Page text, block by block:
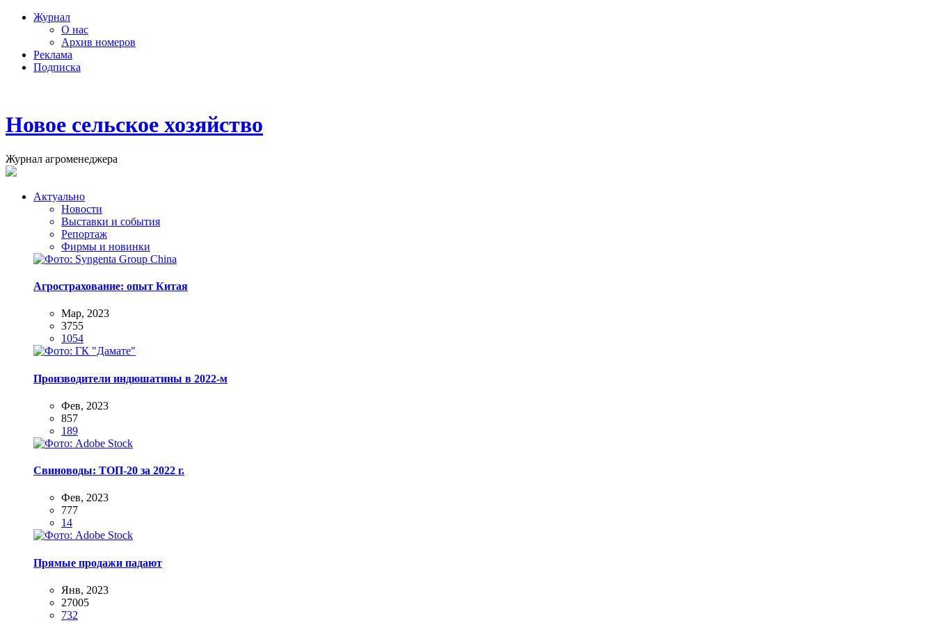
Журнал
О нас
Архив номеров
Реклама
Подписка
Новое сельское хозяйство
Журнал агроменеджера
Актуально
Новости
Выставки и события
Репортаж
Фирмы и новинки
Агрострахование: опыт Китая
Мар, 2023
3755
1054
Производители индюшатины в 2022-м
Фев, 2023
857
189
Свиноводы: ТОП-20 за 2022 г.
Фев, 2023
777
14
Прямые продажи падают
Янв, 2023
27005
732